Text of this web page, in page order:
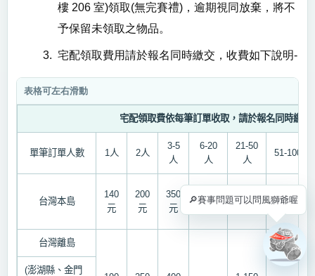
樓 206 室)領取(無完賽禮)，逾期視同放棄，將不
予保留未領取之物品。
3. 宅配領取費用請於報名同時繳交，收費如下說明-
宅配領取費依每筆訂單收取，請於報名同時繳
單筆訂單人數 1 人 2人
3-5
人
6-20
人
21-50
人
51-100
台灣本島
140
元
200
元
350
元
700元 900元 1,650
台灣離島
(澎湖縣、金門
🔎賽事問題可以問風獅爺喔